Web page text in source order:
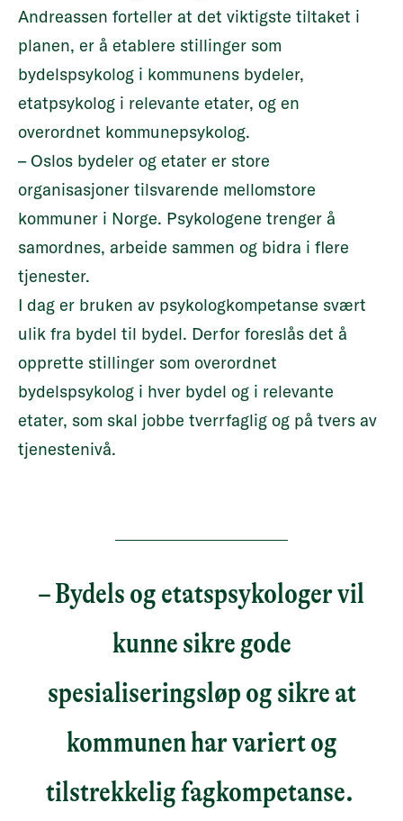
Andreassen forteller at det viktigste tiltaket i
planen, er å etablere stillinger som
bydelspsykolog i kommunens bydeler,
etatpsykolog i relevante etater, og en
overordnet kommunepsykolog.
– Oslos bydeler og etater er store
organisasjoner tilsvarende mellomstore
kommuner i Norge. Psykologene trenger å
samordnes, arbeide sammen og bidra i flere
tjenester.
I dag er bruken av psykologkompetanse svært
ulik fra bydel til bydel. Derfor foreslås det å
opprette stillinger som overordnet
bydelspsykolog i hver bydel og i relevante
etater, som skal jobbe tverrfaglig og på tvers av
tjenestenivå.
– Bydels og etatspsykologer vil
kunne sikre gode
spesialiseringsløp og sikre at
kommunen har variert og
tilstrekkelig fagkompetanse.